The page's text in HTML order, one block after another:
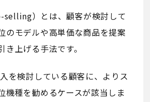
selling）とは、顧客が検討して
のモデルや高単価な商品を提案
き上げる手法です。
を検討している顧客に、よりス
機種を勧めるケースが該当しま